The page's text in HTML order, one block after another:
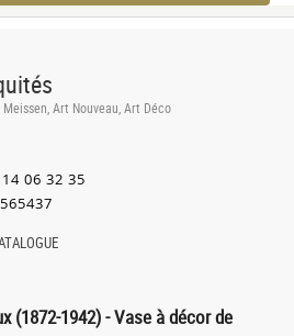
Art Nouveau, Art Déco
06 32 35
(1872-1942) - Vase à décor de